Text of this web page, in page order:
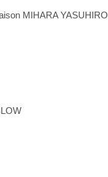
MIHARA YASUHIRO